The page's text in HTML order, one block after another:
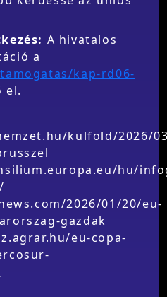
A hivatalos
a
kap-rd06-
el.
kulfold/2026/
hu/
2026/01/20/eu-
gazdak
eu-copa-